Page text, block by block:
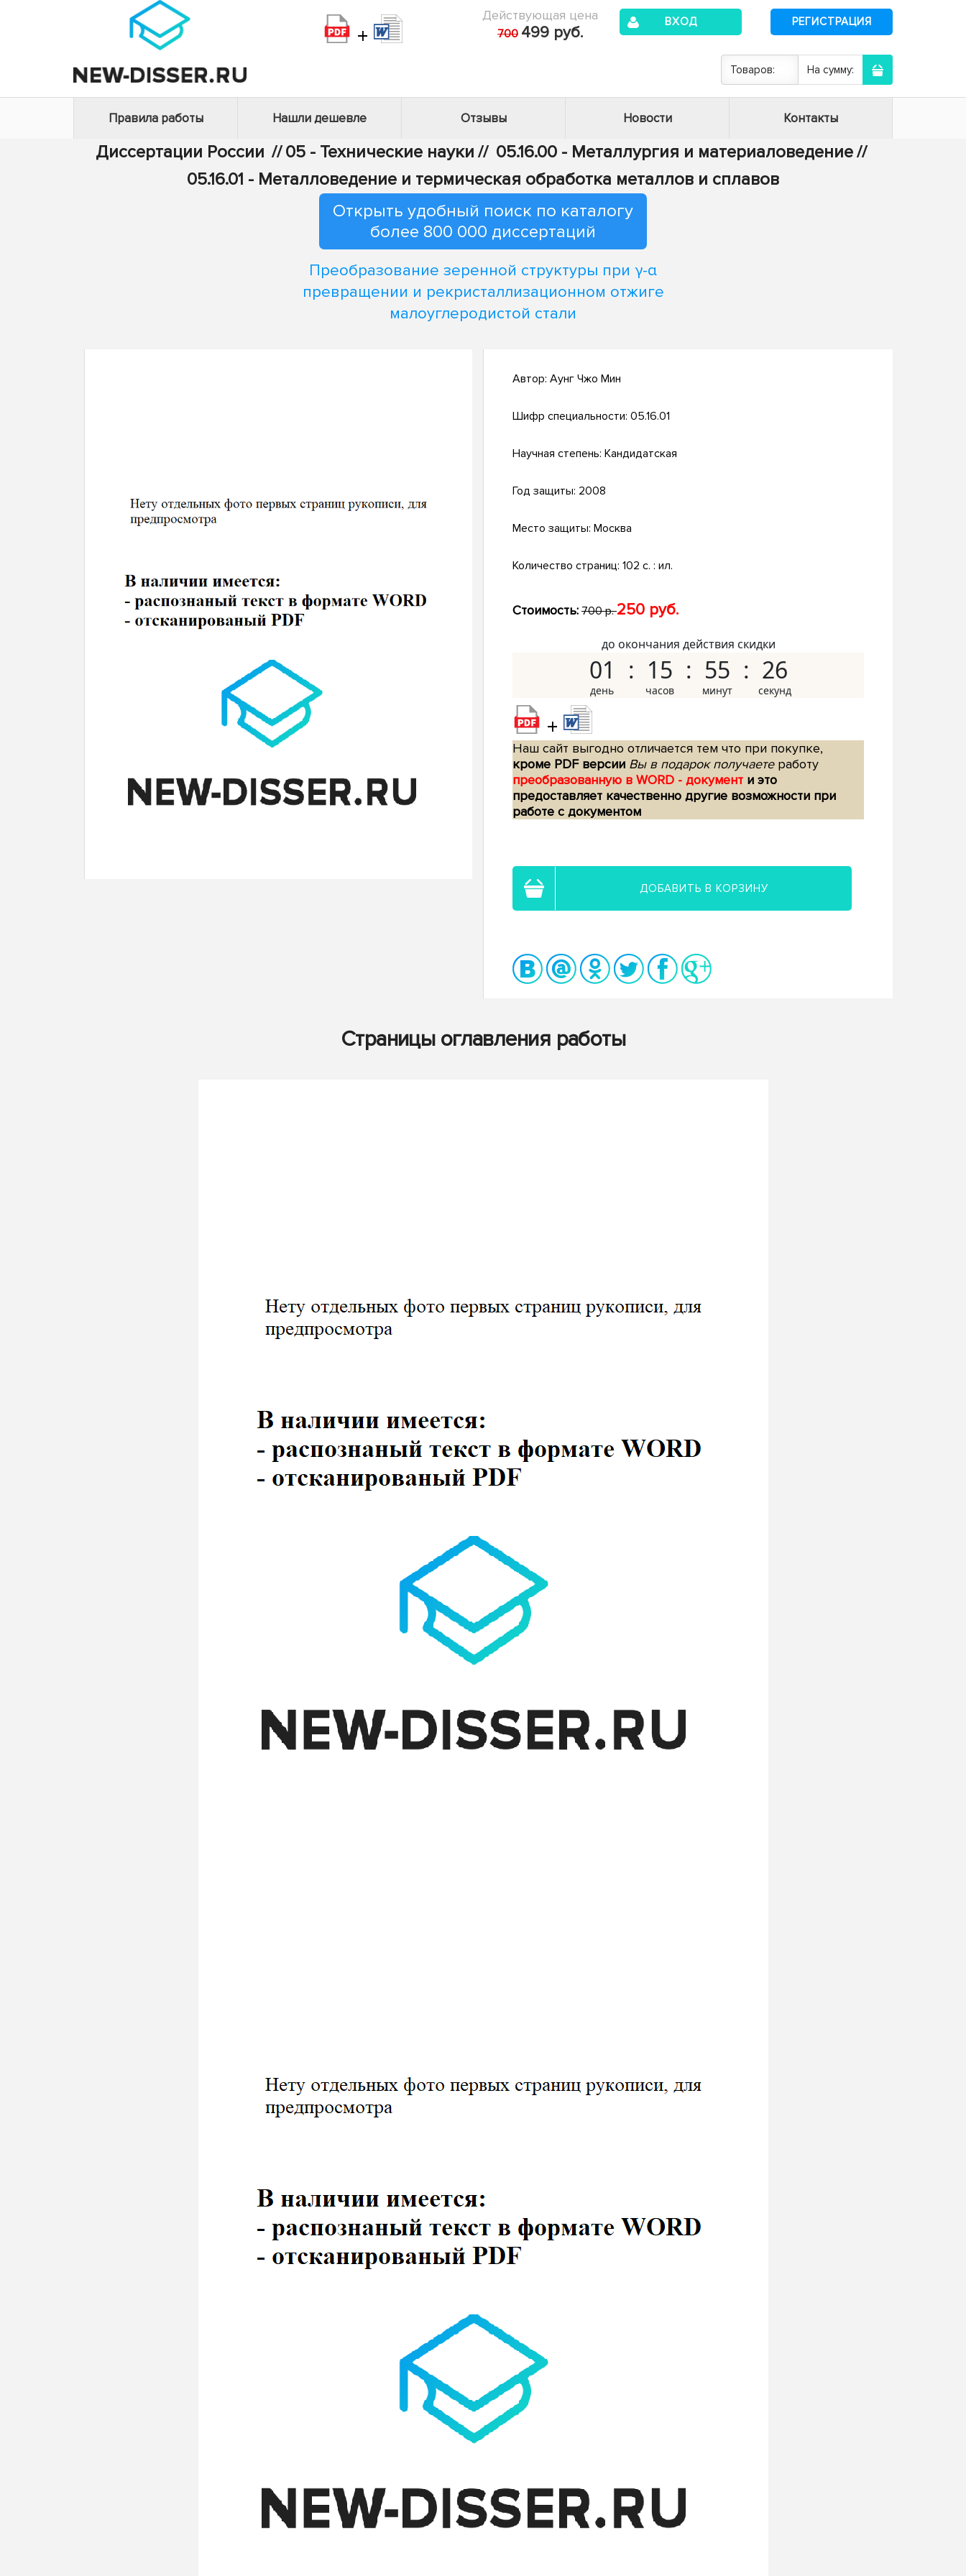
+
Действующая цена
700 499 руб.
ВХОД РЕГИСТРАЦИЯ
Товаров: На сумму:
Правила работы Нашли дешевле Отзывы Новости Контакты
Диссертации России // 05 - Технические науки // 05.16.00 - Металлургия и материаловедение//
05.16.01 - Металловедение и термическая обработка металлов и сплавов
Открыть удобный поиск по каталогу
более 800 000 диссертаций
Преобразование зеренной структуры при γ-α
превращении и рекристаллизационном отжиге
малоуглеродистой стали
Автор: Аунг Чжо Мин
Шифр специальности: 05.16.01
Научная степень: Кандидатская
Год защиты: 2008
Место защиты: Москва
Количество страниц: 102 с. : ил.
Стоимость: 700 р.250 руб.
до окончания действия скидки
01 15 55 25
+
Наш сайт выгодно отличается тем что при покупке,
кроме PDF версии Вы в подарок получаетеработу
преобразованную в WORD - документ и это
предоставляет качественно другие возможности при
работе с документом
ДОБАВИТЬ В КОРЗИНУ
Страницы оглавления работы